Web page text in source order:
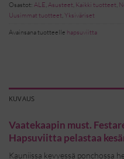
Osastot: ALE,Asusteet, Kaikki tuotteet,
Uusimmat tuotteet,Yksiväriset
Avainsana tuotteelle hapsuviitta
KUVAUS
Vaatekaapin must.
Hapsuviitta pelastaa
Kauniissa kevyessä ponchossa